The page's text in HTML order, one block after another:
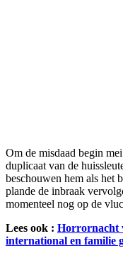
Om de misdaad begin
duplicaat van de
beschouwen hem als het
plande de inbraak
momenteel nog op de
Lees ook : Horrornacht
international en familie